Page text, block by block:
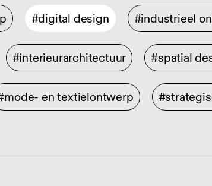
#digital design #industrieel
#interieurarchitectuur #spatial
en textielontwerp